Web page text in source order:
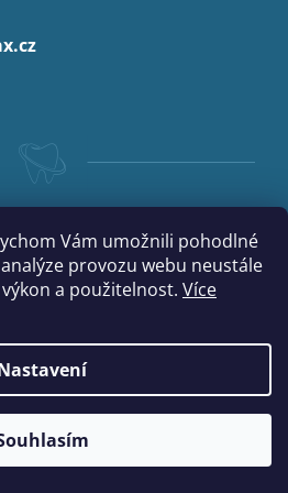
Vám umožnili pohodlné
provozu webu neustále
a použitelnost. Více
Vytvořil Shoptet
. Všechna práva vyhrazena.